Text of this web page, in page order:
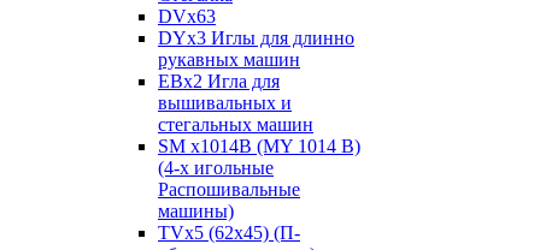
DVx63
DYx3 Иглы для длинно
рукавных машин
EBx2 Игла для
вышивальных и
стегальных машин
SM x1014B (MY 1014 B)
(4-х игольные
Распошивальные
машины)
TVх5 (62х45) (П-